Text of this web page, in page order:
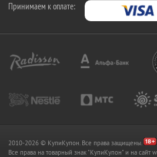
Принимаем к оплате:
2010-2026 © КупиКупон. Все права защищены.
Все права на товарный знак "КупиКупон" и на